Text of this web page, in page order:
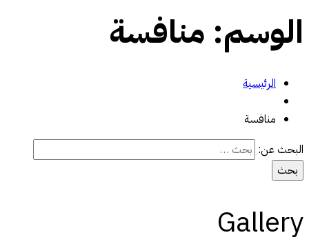
الوسم: منافسة
الرئيسية
منافسة
البحث عن:
Gallery